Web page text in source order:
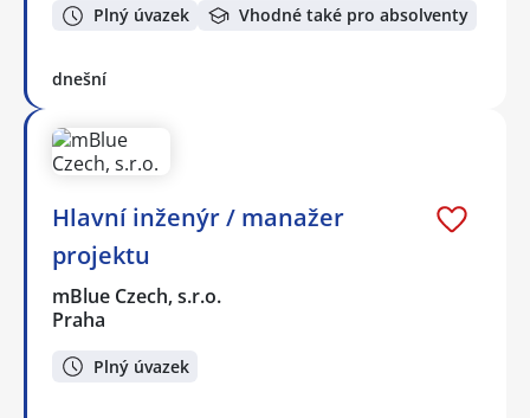
Plný úvazek Vhodné také pro absolventy
dnešní
Hlavní inženýr / manažer
projektu
mBlue Czech, s.r.o.
Praha
Plný úvazek